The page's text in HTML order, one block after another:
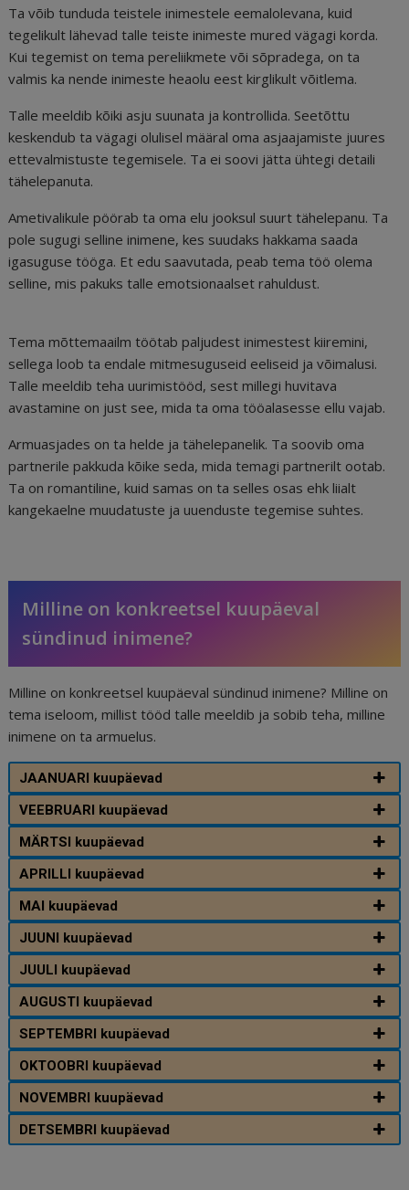
Ta võib tunduda teistele inimestele eemalolevana, kuid
tegelikult lähevad talle teiste inimeste mured vägagi korda.
Kui tegemist on tema pereliikmete või sõpradega, on ta
valmis ka nende inimeste heaolu eest kirglikult võitlema.
Talle meeldib kõiki asju suunata ja kontrollida. Seetõttu
keskendub ta vägagi olulisel määral oma asjaajamiste juures
ettevalmistuste tegemisele. Ta ei soovi jätta ühtegi detaili
tähelepanuta.
Ametivalikule pöörab ta oma elu jooksul suurt tähelepanu. Ta
pole sugugi selline inimene, kes suudaks hakkama saada
igasuguse tööga. Et edu saavutada, peab tema töö olema
selline, mis pakuks talle emotsionaalset rahuldust.
Tema mõttemaailm töötab paljudest inimestest kiiremini,
sellega loob ta endale mitmesuguseid eeliseid ja võimalusi.
Talle meeldib teha uurimistööd, sest millegi huvitava
avastamine on just see, mida ta oma tööalasesse ellu vajab.
Armuasjades on ta helde ja tähelepanelik. Ta soovib oma
partnerile pakkuda kõike seda, mida temagi partnerilt ootab.
Ta on romantiline, kuid samas on ta selles osas ehk liialt
kangekaelne muudatuste ja uuenduste tegemise suhtes.
Milline on konkreetsel kuupäeval
sündinud inimene?
Milline on konkreetsel kuupäeval sündinud inimene? Milline on
tema iseloom, millist tööd talle meeldib ja sobib teha, milline
inimene on ta armuelus.
JAANUARI kuupäevad
VEEBRUARI kuupäevad
MÄRTSI kuupäevad
APRILLI kuupäevad
MAI kuupäevad
JUUNI kuupäevad
JUULI kuupäevad
AUGUSTI kuupäevad
SEPTEMBRI kuupäevad
OKTOOBRI kuupäevad
NOVEMBRI kuupäevad
DETSEMBRI kuupäevad